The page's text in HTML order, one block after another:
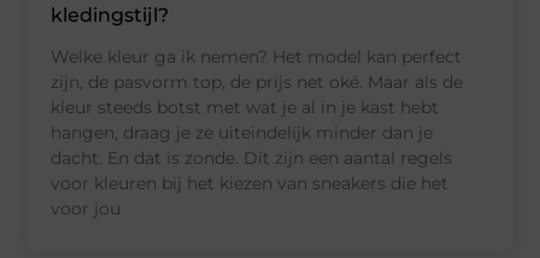
kledingstijl?
Welke kleur ga ik nemen? Het model kan perfect
zijn, de pasvorm top, de prijs net oké. Maar als de
kleur steeds botst met wat je al in je kast hebt
hangen, draag je ze uiteindelijk minder dan je
dacht. En dat is zonde. Dit zijn een aantal regels
voor kleuren bij het kiezen van sneakers die het
voor jou